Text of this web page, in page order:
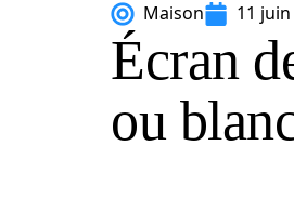
Maison 11
Écran
ou